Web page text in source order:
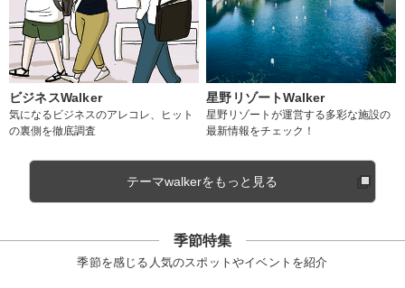
ビジネスWalker
気になるビジネスのアレコレ、ヒット
の裏側を徹底調査
星野リゾートWalker
星野リゾートが運営する多彩な施設の
最新情報をチェック！
テーマwalkerをもっと見る
季節特集
季節を感じる人気のスポットやイベントを紹介